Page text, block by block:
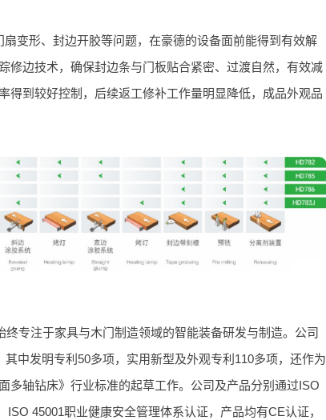
变形、封边开胶等问题，在豪德的设备面前能得到有效解
修边技术，确保封边条与门板贴合紧密、过渡自然，有效减
得到较好控制，后续返工修补工作量明显降低，成品外观品
专注于家具与木门制造领域的智能装备研发与制造。公司
中发明专利50多项，实用新型及外观专利110多项，还作为
多轴钻床》行业标准的起草工作。公司及产品分别通过ISO
45001职业健康安全管理体系认证，产品均有CE认证，